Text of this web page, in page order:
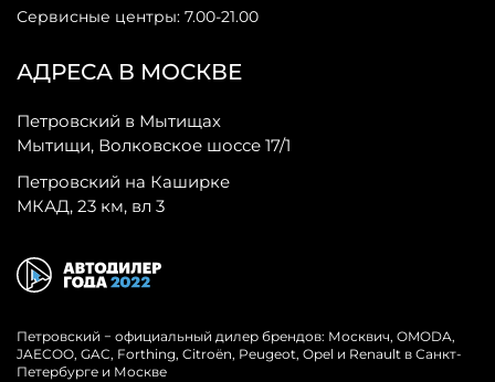
АДРЕСА В МОСКВЕ
Петровский в Мытищах
Мытищи, Волковское шоссе 17/1
Петровский на Каширке
МКАД, 23 км, вл 3
Сервисные центры: 7.00-21.00
Петровский − официальный дилер брендов: Москвич, OMODA,
JAECOO, GAC, Forthing, Citroёn, Peugeot, Opel и Renault в Санкт-
Петербурге и Москве